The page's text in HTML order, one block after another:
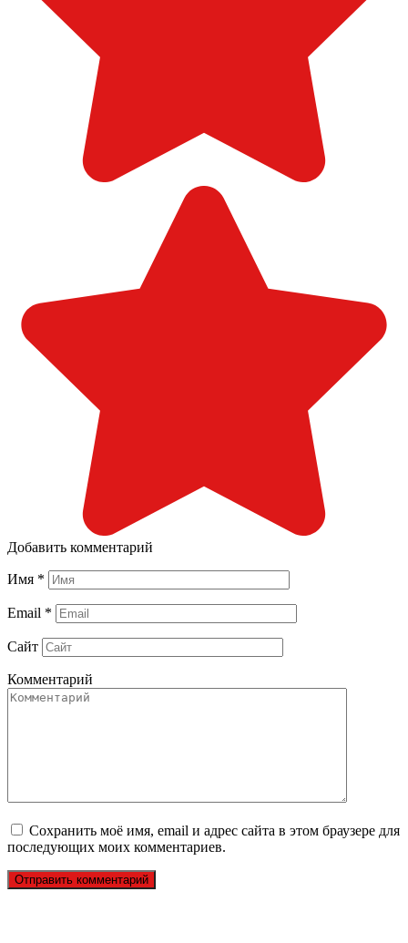
Добавить комментарий
Имя *
Email *
Сайт
Комментарий
Сохранить моё имя, email и адрес сайта в этом браузере для
последующих моих комментариев.